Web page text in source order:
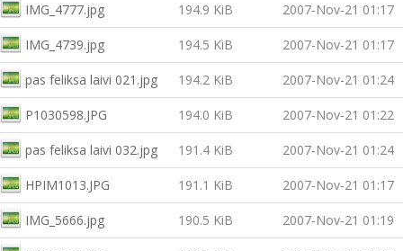
IMG_4777.jpg 194.9 KiB 2007-Nov-21 01:17
IMG_4739.jpg 194.5 KiB 2007-Nov-21 01:17
pas feliksa laivi 021.jpg 194.2 KiB 2007-Nov-21 01:24
P1030598.JPG 194.0 KiB 2007-Nov-21 01:22
pas feliksa laivi 032.jpg 191.4 KiB 2007-Nov-21 01:24
HPIM1013.JPG 191.1 KiB 2007-Nov-21 01:17
IMG_5666.jpg 190.5 KiB 2007-Nov-21 01:19